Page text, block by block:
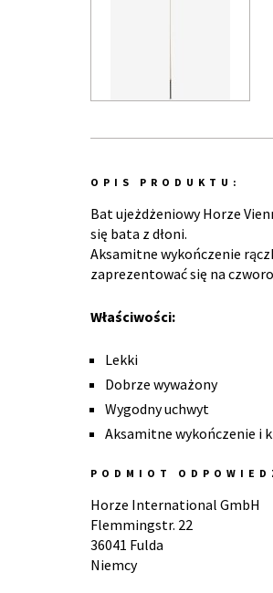
OPIS PRODUKTU:
Bat ujeżdżeniowy Horze
się bata z dłoni.
Aksamitne wykończenie
zaprezentować się na
Właściwości:
Lekki
Dobrze wyważony
Wygodny uchwyt
Aksamitne wykończenie i
PODMIOT
Horze International GmbH
Flemmingstr. 22
36041 Fulda
Niemcy